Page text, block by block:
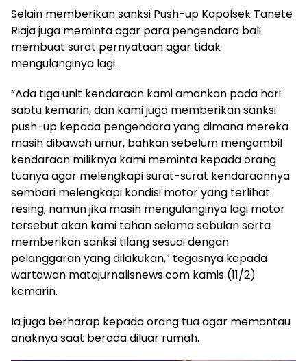
Selain memberikan sanksi Push-up Kapolsek Tanete
Riaja juga meminta agar para pengendara bali
membuat surat pernyataan agar tidak
mengulanginya lagi.
“Ada tiga unit kendaraan kami amankan pada hari
sabtu kemarin, dan kami juga memberikan sanksi
push-up kepada pengendara yang dimana mereka
masih dibawah umur, bahkan sebelum mengambil
kendaraan miliknya kami meminta kepada orang
tuanya agar melengkapi surat-surat kendaraannya
sembari melengkapi kondisi motor yang terlihat
resing, namun jika masih mengulanginya lagi motor
tersebut akan kami tahan selama sebulan serta
memberikan sanksi tilang sesuai dengan
pelanggaran yang dilakukan,” tegasnya kepada
wartawan matajurnalisnews.com kamis (11/2)
kemarin.
Ia juga berharap kepada orang tua agar memantau
anaknya saat berada diluar rumah.